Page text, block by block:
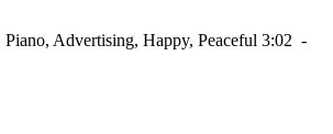
Advertising, Happy, Peaceful 3:02 -